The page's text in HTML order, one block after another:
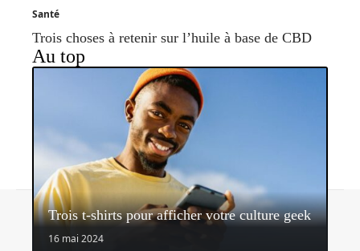
Santé
Trois choses à retenir sur l’huile à base de CBD
Au top
Trois t-shirts pour afficher votre culture geek
16 mai 2024
Contact Mentions légales Sitemap